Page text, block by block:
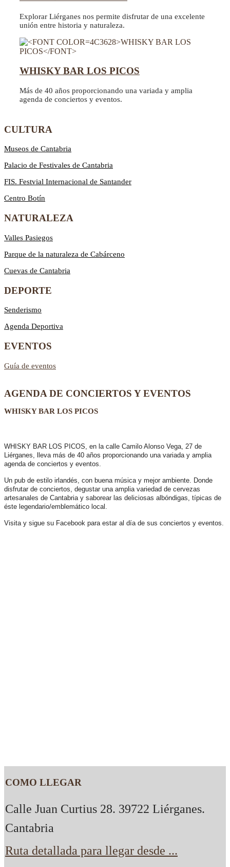
Explorar Liérganes nos permite disfrutar de una excelente
unión entre historia y naturaleza.
WHISKY BAR LOS PICOS
Más de 40 años proporcionando una variada y amplia
agenda de conciertos y eventos.
CULTURA
Museos de Cantabria
Palacio de Festivales de Cantabria
FIS. Festvial Internacional de Santander
Centro Botín
NATURALEZA
Valles Pasiegos
Parque de la naturaleza de Cabárceno
Cuevas de Cantabria
DEPORTE
Senderismo
Agenda Deportiva
EVENTOS
Guía de eventos
AGENDA DE CONCIERTOS Y EVENTOS
WHISKY BAR LOS PICOS
WHISKY BAR LOS PICOS, en la calle Camilo Alonso Vega, 27 de
Liérganes, lleva más de 40 años proporcionando una variada y amplia
agenda de conciertos y eventos.
Un pub de estilo irlandés, con buena música y mejor ambiente. Donde
disfrutar de conciertos, degustar una amplia variedad de cervezas
artesanales de Cantabria y saborear las deliciosas albóndigas, típicas de
éste legendario/emblemático local.
Visita y sigue su Facebook para estar al día de sus conciertos y eventos.
COMO LLEGAR
Calle Juan Curtius 28. 39722 Liérganes.
Cantabria
Ruta detallada para llegar desde ...